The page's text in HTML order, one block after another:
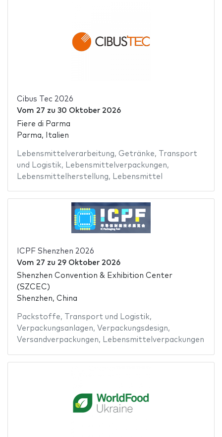
Cibus Tec 2026
Vom 27 zu 30 Oktober 2026
Fiere di Parma
Parma, Italien
Lebensmittelverarbeitung, Getränke,
Transport
und Logistik, Lebensmittelverpackungen,
Lebensmittelherstellung, Lebensmittel
ICPF Shenzhen 2026
Vom 27 zu 29 Oktober 2026
Shenzhen Convention & Exhibition Center
(SZCEC)
Shenzhen, China
Packstoffe, Transport und Logistik,
Verpackungsanlagen, Verpackungsdesign,
Versandverpackungen, Lebensmittelverpackungen